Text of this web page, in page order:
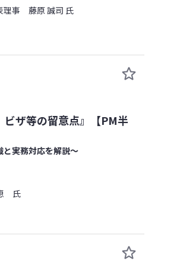
理事 藤原 誠司 氏
ビザ等の留意点』【PM半
実務対応を解説～
氏